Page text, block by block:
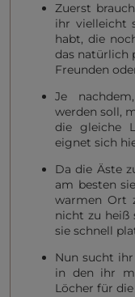
Zuerst
ihr vielleicht
habt, die
das natürlich
Freunden
Je
werden soll,
die gleiche
eignet sich
Da die Äste
am besten
warmen Ort
nicht zu heiß
sie schnell
Nun sucht
in den ihr
Löcher für